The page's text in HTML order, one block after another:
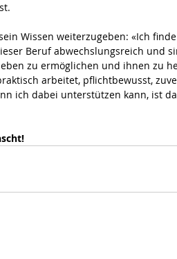
Wissen weiterzugeben: «Ich
Beruf abwechslungsreich und
zu ermöglichen und ihnen zu
arbeitet, pflichtbewusst,
ich dabei unterstützen kann, ist